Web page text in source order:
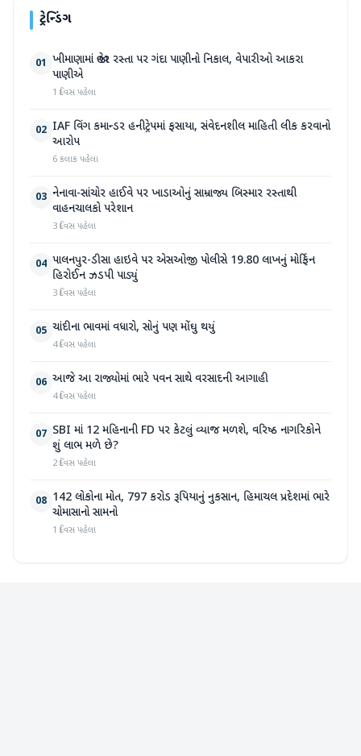
ટ્રેન્ડિંગ
01 ખીમાણામાં જાહેર રસ્તા પર ગંદા પાણીનો નિકાલ, વેપારીઓ આકરા
પાણીએ
1 દિવસ પહેલા
02 IAF વિંગ કમાન્ડર હનીટ્રેપમાં ફસાયા, સંવેદનશીલ માહિતી લીક કરવાનો
આરોપ
6 કલાક પહેલા
03 નેનાવા-સાંચોર હાઈવે પર ખાડાઓનું સામ્રાજ્ય બિસ્માર રસ્તાથી
વાહનચાલકો પરેશાન
3 દિવસ પહેલા
04 પાલનપુર-ડીસા હાઇવે પર એસઓજી પોલીસે 19.80 લાખનું મોર્ફિન
હિરોઈન ઝડપી પાડ્યું
3 દિવસ પહેલા
05 ચાંદીના ભાવમાં વધારો, સોનું પણ મોંઘુ થયું
4 દિવસ પહેલા
06 આજે આ રાજ્યોમાં ભારે પવન સાથે વરસાદની આગાહી
4 દિવસ પહેલા
07 SBI માં 12 મહિનાની FD પર કેટલું વ્યાજ મળશે, વરિષ્ઠ નાગરિકોને
શું લાભ મળે છે?
2 દિવસ પહેલા
08 142 લોકોના મોત, 797 કરોડ રૂપિયાનું નુકસાન, હિમાચલ પ્રદેશમાં ભારે
ચોમાસાનો સામનો
1 દિવસ પહેલા